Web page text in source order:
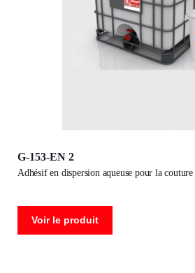
G-153-EN 2
adhésif en dispersion aqueuse pour la
Voir le produit